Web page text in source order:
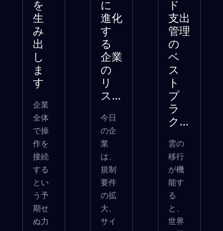
を
生
み
出
し
ま
す
企業
全体
で操
作を
接続
する
とい
う予
期せ
ぬ力
に
進化
す
る
企業
の
リ
ス...
今日
の企
業
は、
規制
要件
の拡
大、
サイ
ド
支出
管理
の
ベ
ス
ト
プ
ラ
ク...
雲の
移行
が機
能す
る
と、
世界